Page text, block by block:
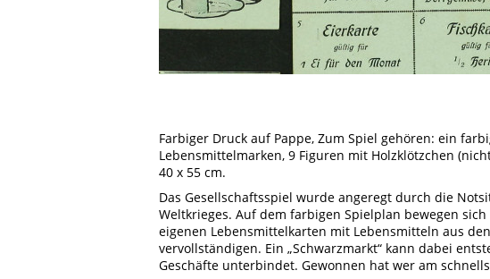
Farbiger Druck auf Pappe, Zum Spiel gehören: ein
Lebensmittelmarken, 9 Figuren mit Holzklötzchen
40 x 55 cm.
Das Gesellschaftsspiel wurde angeregt durch die
Weltkrieges. Auf dem farbigen Spielplan bewegen
eigenen Lebensmittelkarten mit Lebensmitteln aus
vervollständigen. Ein „Schwarzmarkt“ kann dabei
Geschäfte unterbindet. Gewonnen hat wer am